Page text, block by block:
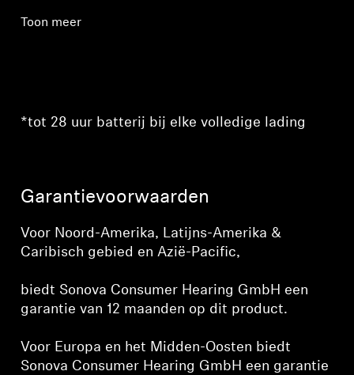
Toon meer
*tot 28 uur batterij bij elke volledige lading
Garantievoorwaarden
Voor Noord-Amerika, Latijns-Amerika &
Caribisch gebied en Azië-Pacific,
biedt Sonova Consumer Hearing GmbH een
garantie van 12 maanden op dit product.
Voor Europa en het Midden-Oosten biedt
Sonova Consumer Hearing GmbH een garantie
Inloggen vereist
Meld u aan bij uw account om producten aan uw
verlanglijst toe te voegen en uw eerder
Login